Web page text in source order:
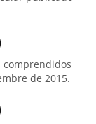
comprendidos
de 2015.